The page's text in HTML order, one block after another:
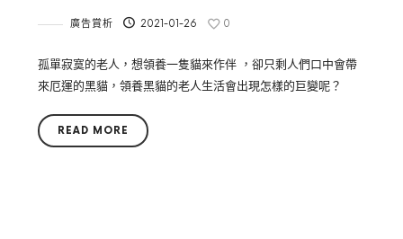
廣告賞析 2021-01-26 0
孤單寂寞的老人，想領養一隻貓來作伴 ，卻只剩人們口中會帶
來厄運的黑貓，領養黑貓的老人生活會出現怎樣的巨變呢？
READ MORE